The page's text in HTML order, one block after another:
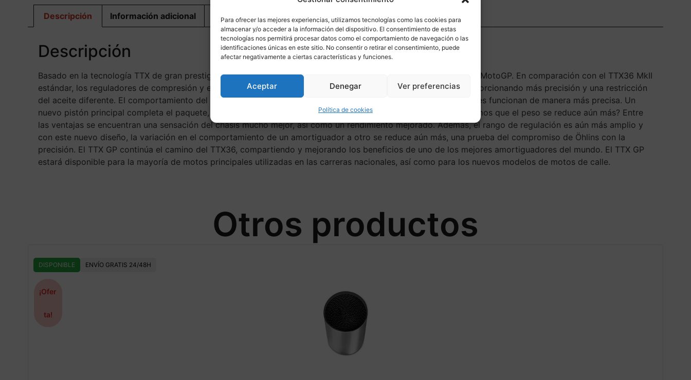
Para ofrecer las mejores experiencias, utilizamos tecnologías como las cookies para
almacenar y/o acceder a la información del dispositivo. El consentimiento de estas
tecnologías nos permitirá procesar datos como el comportamiento de navegación o las
identificaciones únicas en este sitio. No consentir o retirar el consentimiento, puede
afectar negativamente a ciertas características y funciones.
Aceptar Denegar Ver preferencias
Política de cookies
Descripción Información adicional Disponible para
Descripción
Basado en la tecnología TTX de gran prestigio, ha sido desarrollado a partir de la vasta experiencia de Öhlins en MotoGP. En comparación con el TTX36 MkII
estándar, los reguladores de compresión y extensión han mejorado aún más con una nueva aguja de ajuste, proporcionando más precisión y una restricción
del aceite diferente. El comportamiento del amortiguador es más estable con menos variaciones y los reguladores funcionan de manera más precisa. Un
nuevo pistón principal completa el paquete, diseñado para mejorar la tracción y el control del piloto. ¿Mencionamos que el peso se reduce aún más? Entre
las ventajas se encuentran una sensación del chasis mucho mejor, así como un rendimiento mejorado. Además, el rango de regulación es aún más amplio y
con este nuevo diseño, la variación en el comportamiento de un amortiguador a otro se reduce aún más, una prueba del compromiso de Öhlins con la
precisión. El TTX GP continúa el camino del TTX36, compartiendo y mejorando los beneficios de uno de los mejores amortiguadores del mundo. El TTX GP
estará disponible para la mayoría de motos principales utilizadas en las carreras nacionales, así como para los nuevos modelos de motos de calle.
Otros productos
DISPONIBLE ENVÍO GRATIS 24/48H
¡Ofer
ta!